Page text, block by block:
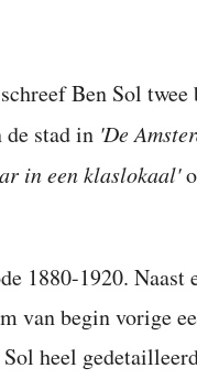
Ben Sol
de stad in 'De
in een klaslokaal'
1880-1920.
van begin vorige
heel